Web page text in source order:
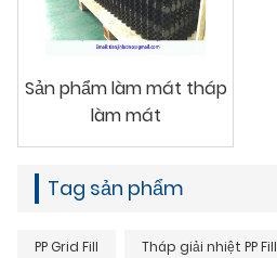
Sản phẩm làm mát tháp
làm mát
Tag sản phẩm
PP Grid Fill Tháp giải nhiệt PP Fill